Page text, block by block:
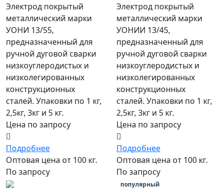
Электрод покрытый
металлический марки
УОНИ 13/55,
предназначенный для
ручной дуговой сварки
низкоуглеродистых и
низколегированных
конструкционных
сталей. Упаковки по 1 кг,
2,5кг, 3кг и 5 кг.
Цена по запросу
Подробнее
Оптовая цена от 100 кг.
По запросу
Электрод покрытый
металлический марки
УОНИИ 13/45,
предназначенный для
ручной дуговой сварки
низкоуглеродистых и
низколегированных
конструкционных
сталей. Упаковки по 1 кг,
2,5кг, 3кг и 5 кг.
Цена по запросу
Подробнее
Оптовая цена от 100 кг.
По запросу
популярный